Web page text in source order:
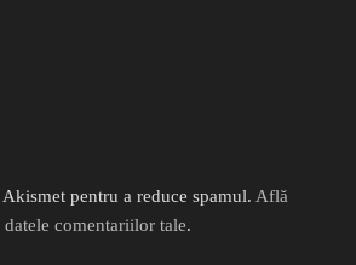
Akismet pentru a reduce spamul.Află
datele comentariilor tale.